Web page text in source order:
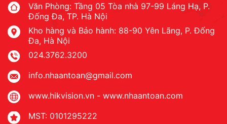
Văn Phòng: Tầng 05 Tòa nhà 97-99 Láng Hạ, P.
Đống Đa, TP. Hà Nội
Kho hàng và Bảo hành: 88-90 Yên Lãng, P. Đống
Đa, Hà Nội
024.3762.3200
info.nhaantoan@gmail.com
www.hikvision.vn - www.nhaantoan.com
MST: 0101295222